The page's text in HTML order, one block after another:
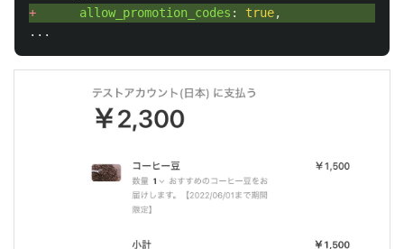
+
allow_promotion_codes : true,
...